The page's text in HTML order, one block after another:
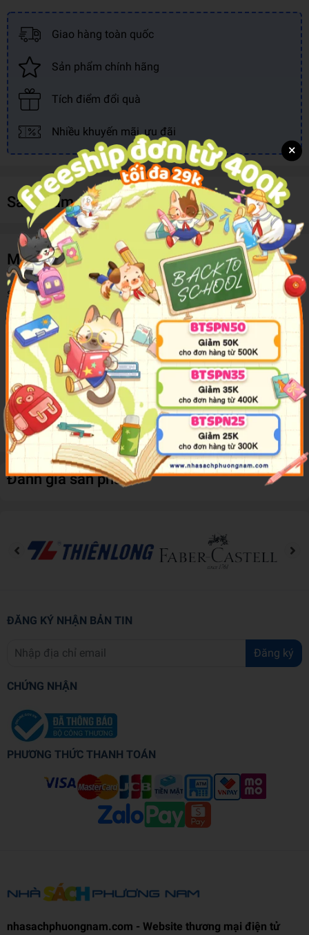
Giao hàng toàn quốc
Sản phẩm chính hãng
Tích điểm đổi quà
Nhiều khuyến mãi, ưu đãi
Sản phẩm cùng loại
Mô tả sản phẩm
Sau sự việc hành quyết công khai Yasuie, kế hoạch trả thù trở về
tờ giấy trắng! Trong khi đó, hội Zoro còn phát hiện ra sự thật về trái
"SMILE" và giận dữ tột độ!
Đã vậy các tù nhân trong khu mỏ còn phải đụng độ với một mối uy
hiếp đáng sợ hơn gấp bội. Liệu họ sẽ xử trí ra sao...?
Những chuyến phiêu lưu trên đại dương xoay quanh "ONE PIECE"
lại bắt đầu!
Đánh giá sản phẩm
ĐĂNG KÝ NHẬN BẢN TIN
Đăng ký
CHỨNG NHẬN
PHƯƠNG THỨC THANH TOÁN
nhasachphuongnam.com - Website thương mại điện tử
×